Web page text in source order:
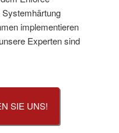
implementieren
Experten sind
SIE UNS!